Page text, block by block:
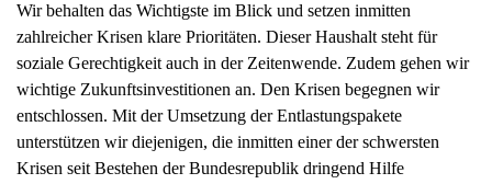
Wir behalten das Wichtigste im Blick und setzen inmitten
zahlreicher Krisen klare Prioritäten. Dieser Haushalt steht für
soziale Gerechtigkeit auch in der Zeitenwende. Zudem gehen wir
wichtige Zukunftsinvestitionen an. Den Krisen begegnen wir
entschlossen. Mit der Umsetzung der Entlastungspakete
unterstützen wir diejenigen, die inmitten einer der schwersten
Krisen seit Bestehen der Bundesrepublik dringend Hilfe